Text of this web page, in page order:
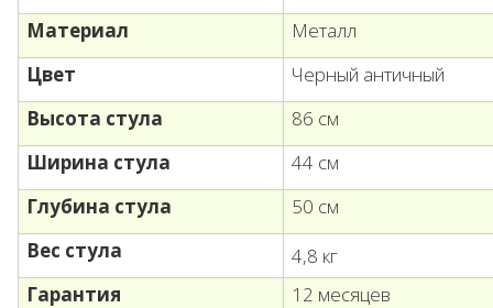
Материал
Металл
Цвет
Черный античный
Высота стула
86 см
Ширина стула
44 см
Глубина стула
50 см
Вес стула
4,8 кг
Гарантия
12 месяцев